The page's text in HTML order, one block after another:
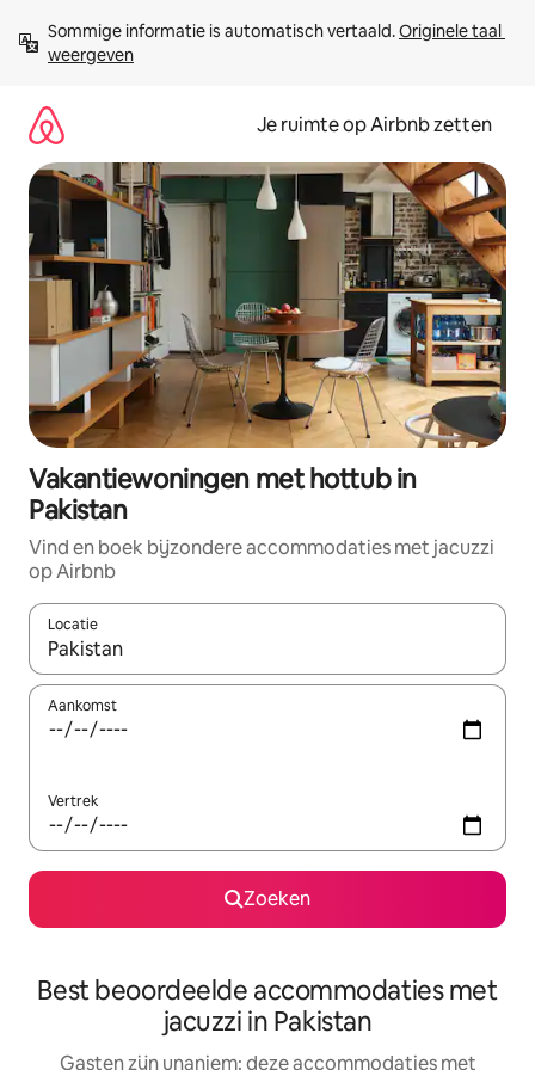
direct
naar
Sommige informatie is automatisch vertaald. Originele taal
weergeven
Je ruimte op Airbnb zetten
Vakantiewoningen met hottub in
Pakistan
Vind en boek bijzondere accommodaties met jacuzzi
op Airbnb
Locatie
Wanneer er suggesties beschikbaar zijn, maak je een keuze
Aankomst
Vertrek
Zoeken
Best beoordeelde accommodaties met
jacuzzi in Pakistan
Gasten zijn unaniem: deze accommodaties met